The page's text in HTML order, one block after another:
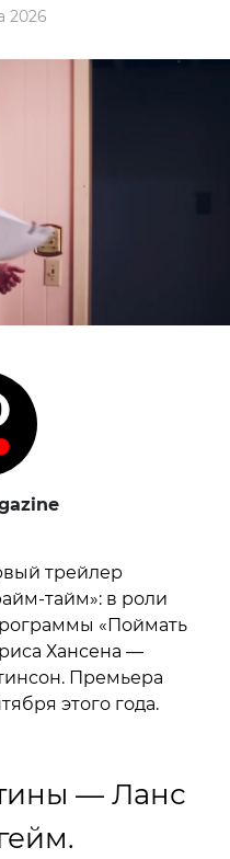
2026
трейлер
тайм»: в роли
«Поймать
Хансена —
Премьера
этого года.
— Ланс